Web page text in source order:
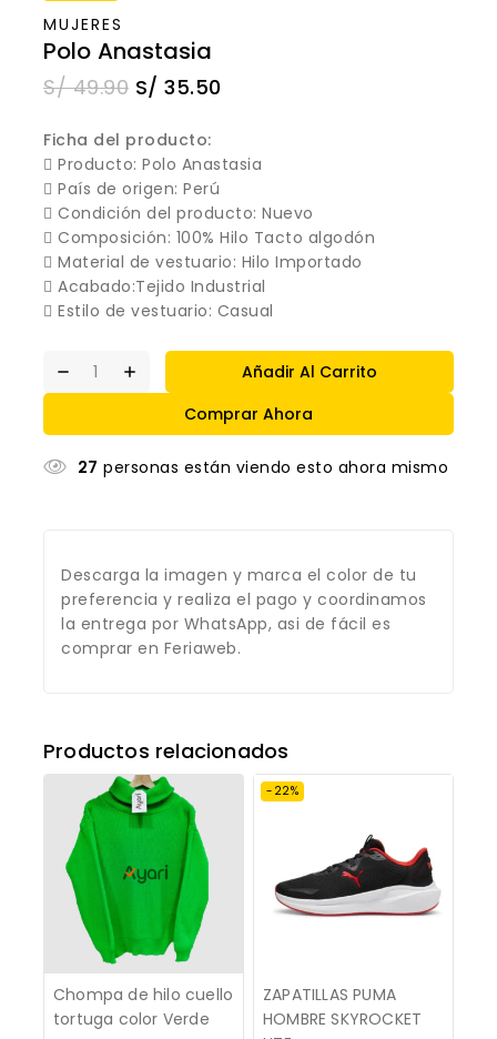
MUJERES
Polo Anastasia
S/49.90 S/ 35.50
Ficha del producto:
 Producto: Polo Anastasia
 País de origen: Perú
 Condición del producto: Nuevo
 Composición: 100% Hilo Tacto algodón
 Material de vestuario: Hilo Importado
 Acabado:Tejido Industrial
 Estilo de vestuario: Casual
Añadir Al Carrito
Comprar Ahora
27 personas están viendo esto ahora mismo
Descarga la imagen y marca el color de tu
preferencia y realiza el pago y coordinamos
la entrega por WhatsApp, asi de fácil es
comprar en Feriaweb.
Productos relacionados
Chompa de hilo cuello
tortuga color Verde
-22%
ZAPATILLAS PUMA
HOMBRE SKYROCKET